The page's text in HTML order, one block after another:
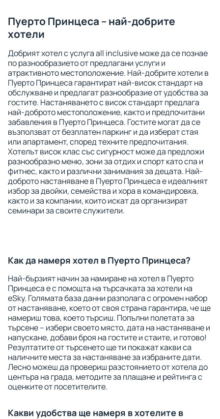
Пуерто Принцеса – най-добрите
хотели
Добрият хотел с услуга all inclusive може да се познае
по разнообразието от предлагани услуги и
атрактивното местоположение. Най-добрите хотели в
Пуерто Принцеса гарантират най-висок стандарт на
обслужване и предлагат разнообразие от удобства за
гостите. Настаняването с висок стандарт предлага
най-доброто местоположение, както и предпочитани
забавления в Пуерто Принцеса. Гостите могат да се
възползват от безплатен паркинг и да изберат стая
или апартамент, според техните предпочитания.
Хотелът висок клас със сигурност може да предложи
разнообразно меню, зони за отдих и спорт като спа и
фитнес, както и различни занимания за децата. Най-
доброто настаняване в Пуерто Принцеса е идеалният
избор за двойки, семейства и хора в командировка,
както и за компании, които искат да организират
семинари за своите служители.
Как да намеря хотел в Пуерто Принцеса?
Най-бързият начин за намиране на хотел в Пуерто
Принцеса е с помощта на търсачката за хотели на
eSky. Голямата база данни разполага с огромен набор
от настаняване, което от своя страна гарантира, че ще
намериш това, което търсиш. Попълни полетата за
търсене – избери своето място, дата на настаняване и
напускане, добави броя на гостите и стаите, и готово!
Резултатите от търсенето ще ти покажат какви са
наличните места за настаняване за избраните дати.
Лесно можеш да провериш разстоянието от хотела до
центъра на града, методите за плащане и рейтинга с
оценките от посетителите.
Какви удобства ще намеря в хотелите в